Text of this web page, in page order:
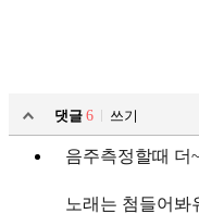
댓글 6
쓰기
음주측정할때 더
노래는 첨들어봐